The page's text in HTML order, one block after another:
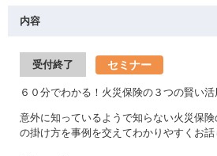
内容
受付終了 セミナー
６０分でわかる！火災保険の３つの賢い活
意外に知っているようで知らない火災保
の掛け方を事例を交えてわかりやすくお話